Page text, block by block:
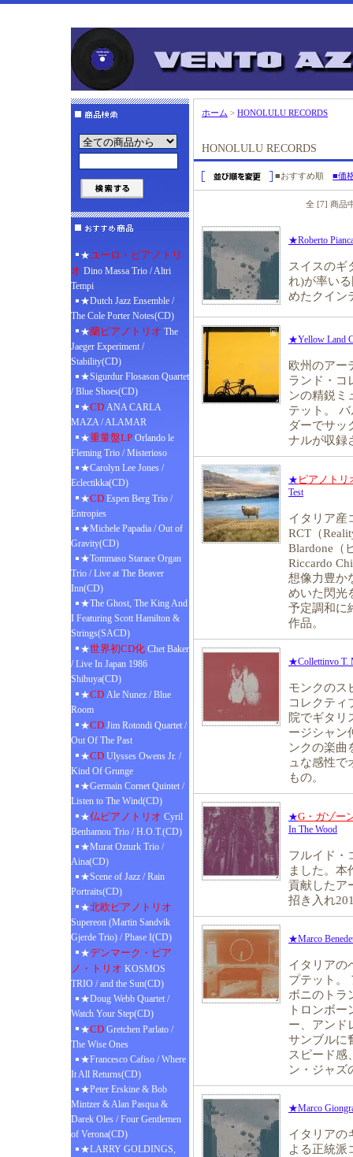
★ユーロ・ピアノトリ
オ Dino Massa Trio / Altri
Tempi
★Dutch Jazz Ensemble /
The Cole Porter Notes(CD)
★蘭ピアノトリオ The
Jaeger Experiment /
Stability(CD)
★Sigurdur Flosason Quartet
/ Blue Shoes(CD)
★CD ANA CARLA
MAZA / ALAMAR
★重量盤LP Orlando le
Fleming Trio / Misterioso
★Carolyn Lee Jones /
Eclectikka(CD)
★CD Espen Berg Trio /
Entropies
★Michele Papadia / Out of
Gravity(CD)
★Tommaso Starace Organ
Trio / Live at The Beaver
Inn(CD)
★The Ghost, The King And
I Featuring Scott Hamilton &
Strings(SACD)
★世界初CD化 Chet Baker
/ Live In Japan 1986
Shibuya(CD)
★CD Ale Nunez / Blue
Room
★CD Jim Rotondi Quartet /
Out Of The Past
★CD Ulysses Owens Jr. /
Kind Of Grunge
★Germain Cornet Quintet /
Listen to The Wind(CD)
★仏ピアノトリオ Cyril
Benhamou Trio / H.O.T.(CD)
★Murat Ozturk Trio /
Aina(CD)
★Scene of Jazz / Rain
Portraits(CD)
★北欧ピアノトリオ
Supereon (Martin Sandvik
Gjerde Trio) / Phase I(CD)
★デンマーク・ピア
ノ・トリオ KOSMOS
TRIO / and the Sun(CD)
★Doug Webb Quartet /
Watch Your Step(CD)
★CD Gretchen Parlato /
The Wise Ones
★Francesco Cafiso / Where
It All Returns(CD)
★Peter Erskine & Bob
Mintzer & Alan Pasqua &
Darek Oles / Four Gentlemen
of Verona(CD)
★LARRY GOLDINGS,
ホーム > HONOLULU RECORDS
HONOLULU RECORDS
■おすすめ順 ■価
全 [7] 商品
★Roberto
スイスのギ
れ)が率い
めたクイン
★Yellow Land
欧州のアー
ランド・コ
ンの精鋭ミ
テット。
ダーでサッ
ナルが収録
★ ピアノト
Test
イタリア産
RCT（
Blardone（
Riccardo
想像力豊か
めいた閃光
予定調和に
作品。
★Collettinvo T.
モンクのス
コレクティ
院でギタリ
ージシャン
ンクの楽曲
ュな感性で
もの。
★G・ガゾー
In The Wood
フルイド・
ました。本
貢献したア
招き入れ
★Marco
イタリアの
プテット。
ボニのトラ
トロンボ
ー、アンド
サンブルに
スピード感
ン・ジャズ
★Marco
イタリアの
よる正統派